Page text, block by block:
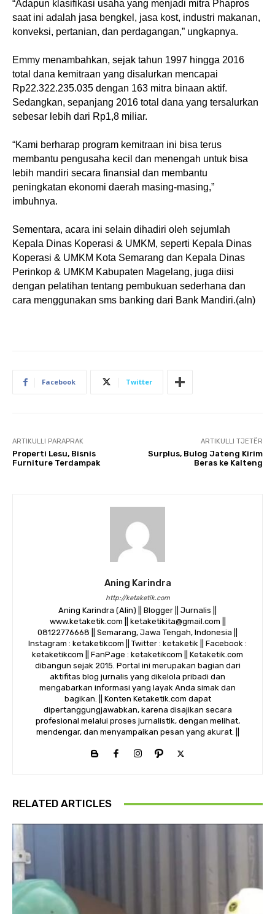
“Adapun klasifikasi usaha yang menjadi mitra Phapros
saat ini adalah jasa bengkel, jasa kost, industri makanan,
konveksi, pertanian, dan perdagangan,” ungkapnya.
Emmy menambahkan, sejak tahun 1997 hingga 2016
total dana kemitraan yang disalurkan mencapai
Rp22.322.235.035 dengan 163 mitra binaan aktif.
Sedangkan, sepanjang 2016 total dana yang tersalurkan
sebesar lebih dari Rp1,8 miliar.
“Kami berharap program kemitraan ini bisa terus
membantu pengusaha kecil dan menengah untuk bisa
lebih mandiri secara finansial dan membantu
peningkatan ekonomi daerah masing-masing,”
imbuhnya.
Sementara, acara ini selain dihadiri oleh sejumlah
Kepala Dinas Koperasi & UMKM, seperti Kepala Dinas
Koperasi & UMKM Kota Semarang dan Kepala Dinas
Perinkop & UMKM Kabupaten Magelang, juga diisi
dengan pelatihan tentang pembukuan sederhana dan
cara menggunakan sms banking dari Bank Mandiri.(aln)
Facebook Twitter
ARTIKULLI PARAPRAK
Properti Lesu, Bisnis
Furniture Terdampak
ARTIKULLI TJETËR
Surplus, Bulog Jateng Kirim
Beras ke Kalteng
Aning Karindra
http://ketaketik.com
Aning Karindra (Alin) || Blogger || Jurnalis ||
www.ketaketik.com || ketaketikita@gmail.com ||
08122776668 || Semarang, Jawa Tengah, Indonesia ||
Instagram : ketaketikcom || Twitter : ketaketik || Facebook :
ketaketikcom || FanPage : ketaketikcom || Ketaketik.com
dibangun sejak 2015. Portal ini merupakan bagian dari
aktifitas blog jurnalis yang dikelola pribadi dan
mengabarkan informasi yang layak Anda simak dan
bagikan. || Konten Ketaketik.com dapat
dipertanggungjawabkan, karena disajikan secara
profesional melalui proses jurnalistik, dengan melihat,
mendengar, dan menyampaikan pesan yang akurat. ||
RELATED ARTICLES